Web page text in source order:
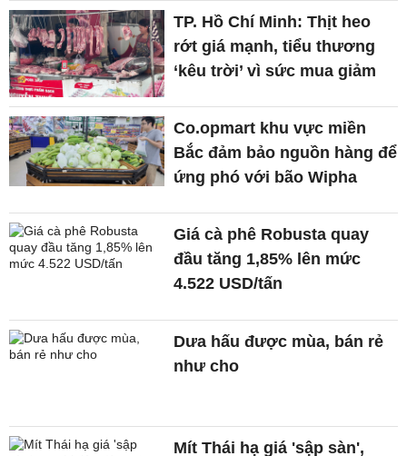
TP. Hồ Chí Minh: Thịt heo
rớt giá mạnh, tiểu thương
‘kêu trời’ vì sức mua giảm
Co.opmart khu vực miền
Bắc đảm bảo nguồn hàng để
ứng phó với bão Wipha
Giá cà phê Robusta quay
đầu tăng 1,85% lên mức
4.522 USD/tấn
Dưa hấu được mùa, bán rẻ
như cho
Mít Thái hạ giá 'sập sàn',